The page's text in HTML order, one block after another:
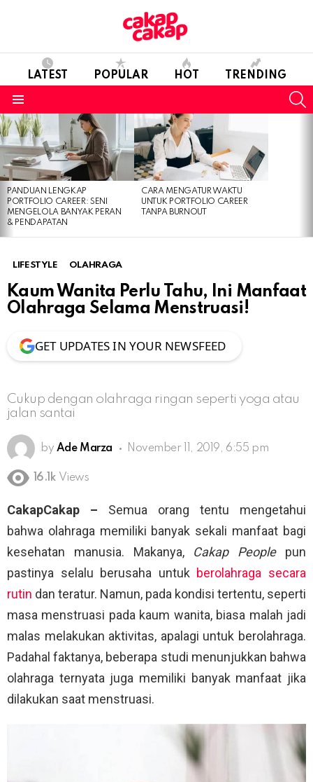
LATEST POPULAR HOT TRENDING
LATEST
STORIES
PANDUAN LENGKAP
PORTFOLIO CAREER: SENI
MENGELOLA BANYAK PERAN
& PENDAPATAN
CARA MENGATUR WAKTU
UNTUK PORTFOLIO CAREER
TANPA BURNOUT
LIFESTYLE OLAHRAGA
Kaum Wanita Perlu Tahu, Ini Manfaat
Olahraga Selama Menstruasi!
GET UPDATES IN YOUR NEWSFEED
Cukup dengan olahraga ringan seperti yoga atau
jalan santai
by Ade Marza November 11, 2019, 6:55 pm
16.1k Views
CakapCakap – Semua orang tentu mengetahui
bahwa olahraga memiliki banyak sekali manfaat bagi
kesehatan manusia. Makanya, Cakap Peoplepun
pastinya selalu berusaha untuk berolahraga secara
rutin dan teratur. Namun, pada kondisi tertentu, seperti
masa menstruasi pada kaum wanita, biasa malah jadi
malas melakukan aktivitas, apalagi untuk berolahraga.
Padahal faktanya, beberapa studi menunjukkan bahwa
olahraga ternyata juga memiliki banyak manfaat jika
dilakukan saat menstruasi.